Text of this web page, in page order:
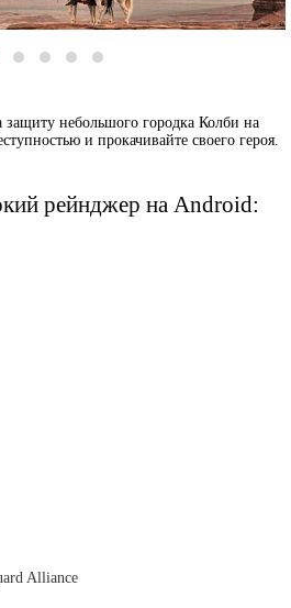
защиту небольшого городка Колби на
и прокачивайте своего героя.
рейнджер на Android:
Alliance